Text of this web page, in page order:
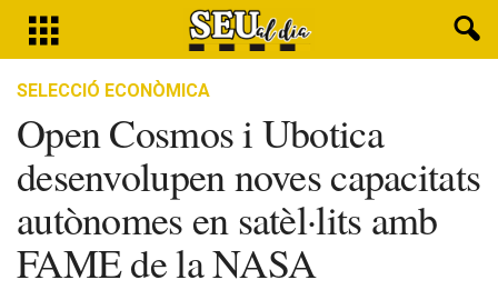
SELECCIÓ ECONÒMICA
Open Cosmos i Ubotica
desenvolupen noves capacitats
autònomes en satèl·lits amb
FAME de la NASA